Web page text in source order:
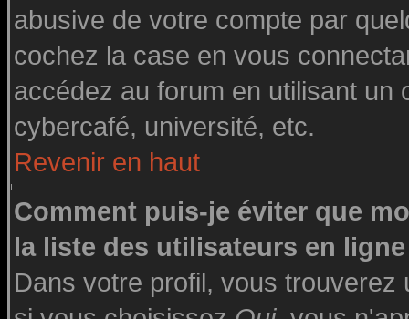
abusive de votre compte par
cochez la case en vous
accédez au forum en utilisant un
cybercafé, université, etc.
Revenir en haut
Comment puis-je éviter que
la liste des utilisateurs en
Dans votre profil, vous trouverez